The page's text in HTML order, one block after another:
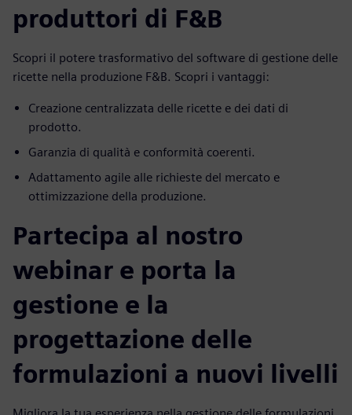
produttori di F&B
Scopri il potere trasformativo del software di gestione delle
ricette nella produzione F&B. Scopri i vantaggi:
Creazione centralizzata delle ricette e dei dati di
prodotto.
Garanzia di qualità e conformità coerenti.
Adattamento agile alle richieste del mercato e
ottimizzazione della produzione.
Partecipa al nostro
webinar e porta la
gestione e la
progettazione delle
formulazioni a nuovi livelli